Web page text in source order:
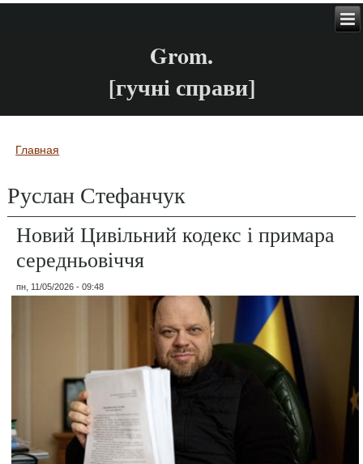
Grom.
[гучні справи]
Вы здесь
Главная
Руслан Стефанчук
Новий Цивільний кодекс і примара
середньовіччя
пн, 11/05/2026 - 09:48